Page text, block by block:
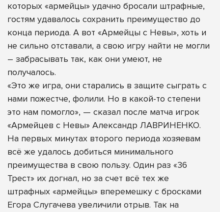
которых «армейцы» удачно бросали штрафные,
гостям удавалось сохранить преимущество до
конца периода. А вот «Армейцы с Невы», хоть и
не сильно отставали, а свою игру найти не могли
– забрасывать так, как они умеют, не
получалось.
«Это же игра, они старались в защите сыграть с
нами пожестче, фолили. Но в какой-то степени
это нам помогло», — сказал после матча игрок
«Армейцев с Невы» Александр ЛАВРИНЕНКО.
На первых минутах второго периода хозяевам
всё же удалось добиться минимального
преимущества в свою пользу. Один раз «36
Трест» их догнал, но за счет всё тех же
штрафных «армейцы» вперемешку с бросками
Егора Слугачева увеличили отрыв. Так на